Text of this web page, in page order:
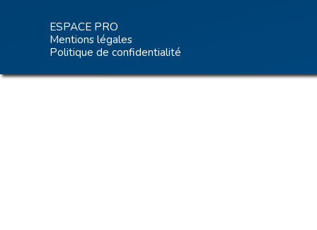
ESPACE PRO
Mentions légales
Politique de confidentialité